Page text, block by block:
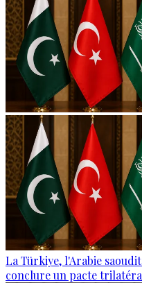
La Türkiye, l'Arabie
conclure un pacte